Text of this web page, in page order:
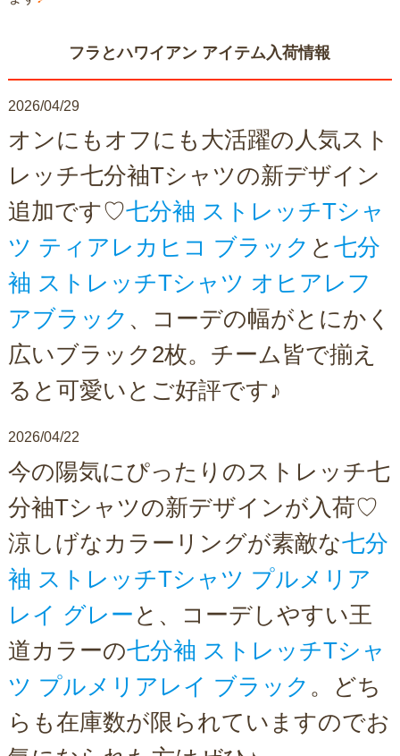
フラとハワイアン アイテム入荷情報
2026/04/29
オンにもオフにも大活躍の人気スト
レッチ七分袖Tシャツの新デザイン
追加です♡七分袖 ストレッチTシャ
ツ ティアレカヒコ ブラック と 七分
袖 ストレッチTシャツ オヒアレフ
アブラック 、コーデの幅がとにかく
広いブラック2枚。チーム皆で揃え
ると可愛いとご好評です♪
2026/04/22
今の陽気にぴったりのストレッチ七
分袖Tシャツの新デザインが入荷♡
涼しげなカラーリングが素敵な七分
袖 ストレッチTシャツ プルメリア
レイ グレー と、コーデしやすい王
道カラーの七分袖 ストレッチTシャ
ツ プルメリアレイ ブラック 。どち
らも在庫数が限られていますのでお